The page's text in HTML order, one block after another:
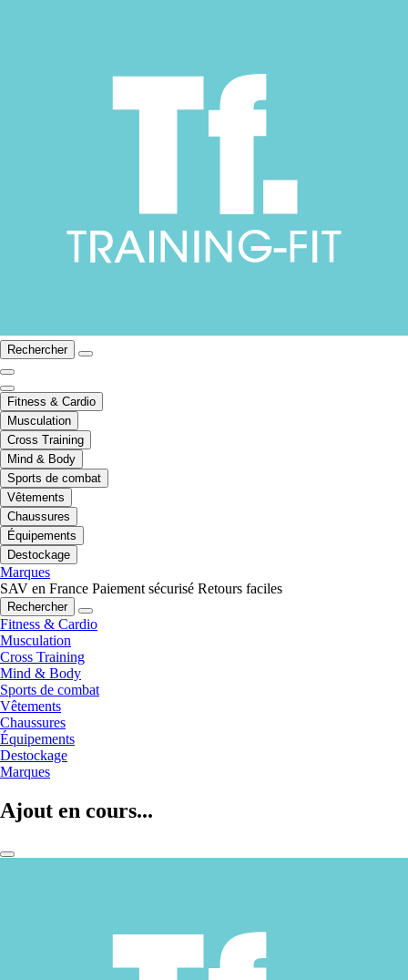
Rechercher
Fitness & Cardio
Musculation
Cross Training
Mind & Body
Sports de combat
Vêtements
Chaussures
Équipements
Destockage
Marques
SAV en France Paiement sécurisé Retours faciles
Rechercher
Fitness & Cardio
Musculation
Cross Training
Mind & Body
Sports de combat
Vêtements
Chaussures
Équipements
Destockage
Marques
Ajout en cours...